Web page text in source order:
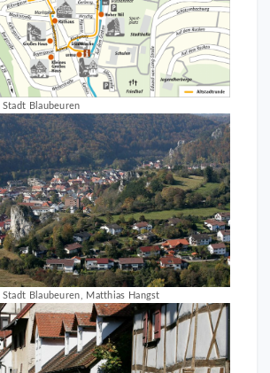
Stadt Blaubeuren
Stadt Blaubeuren, Matthias Hangst